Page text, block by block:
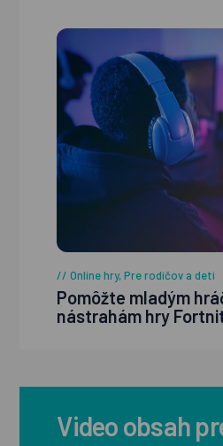
Online hry,Pre rodičov a deti
Pomôžte mladým
nástrahám hry
Video obsah